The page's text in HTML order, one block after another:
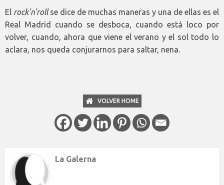
El rock'n'rollse dice de muchas maneras y una de ellas es el
Real Madrid cuando se desboca, cuando está loco por
volver, cuando, ahora que viene el verano y el sol todo lo
aclara, nos queda conjurarnos para saltar, nena.
VOLVER HOME
La Galerna